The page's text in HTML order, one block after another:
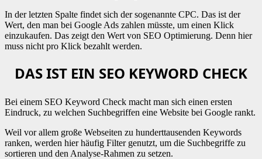
In der letzten Spalte findet sich der sogenannte CPC. Das ist der
Wert, den man bei Google Ads zahlen müsste, um einen Klick
einzukaufen. Das zeigt den Wert von SEO Optimierung. Denn hier
muss nicht pro Klick bezahlt werden.
DAS IST EIN SEO KEYWORD CHECK
Bei einem SEO Keyword Check macht man sich einen ersten
Eindruck, zu welchen Suchbegriffen eine Website bei Google rankt.
Weil vor allem große Webseiten zu hunderttausenden Keywords
ranken, werden hier häufig Filter genutzt, um die Suchbegriffe zu
sortieren und den Analyse-Rahmen zu setzen.